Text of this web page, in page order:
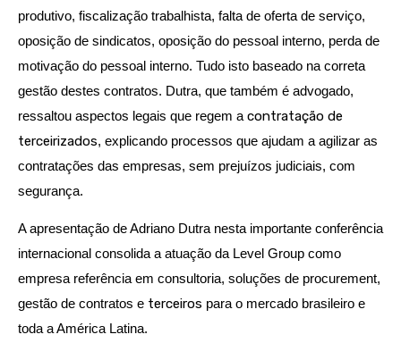
produtivo, fiscalização trabalhista, falta de oferta de serviço,
oposição de sindicatos, oposição do pessoal interno, perda de
motivação do pessoal interno. Tudo isto baseado na correta
gestão destes contratos. Dutra, que também é advogado,
ressaltou aspectos legais que regem a contratação de
terceirizados, explicando processos que ajudam a agilizar as
contratações das empresas, sem prejuízos judiciais, com
segurança.
A apresentação de Adriano Dutra nesta importante conferência
internacional consolida a atuação da Level Group como
empresa referência em consultoria, soluções de procurement,
gestão de contratos e terceiros para o mercado brasileiro e
toda a América Latina.